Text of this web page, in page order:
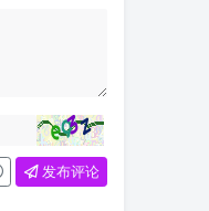
发布评论